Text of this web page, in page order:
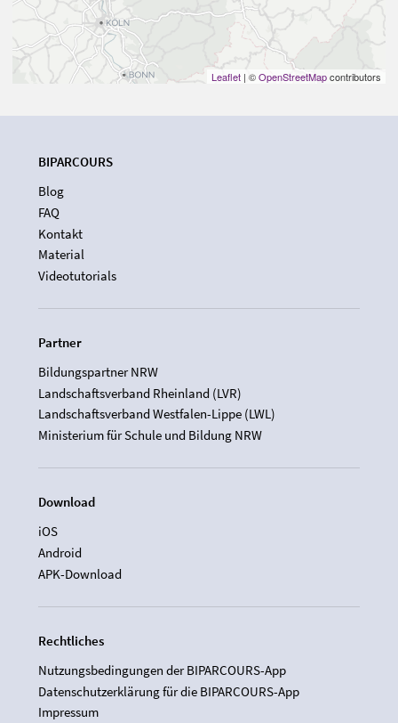
Leaflet | ©OpenStreetMapcontributors
BIPARCOURS
Blog
FAQ
Kontakt
Material
Videotutorials
Partner
Bildungspartner NRW
Landschaftsverband Rheinland (LVR)
Landschaftsverband Westfalen-Lippe (LWL)
Ministerium für Schule und Bildung NRW
Download
iOS
Android
APK-Download
Rechtliches
Nutzungsbedingungen der BIPARCOURS-App
Datenschutzerklärung für die BIPARCOURS-App
Impressum